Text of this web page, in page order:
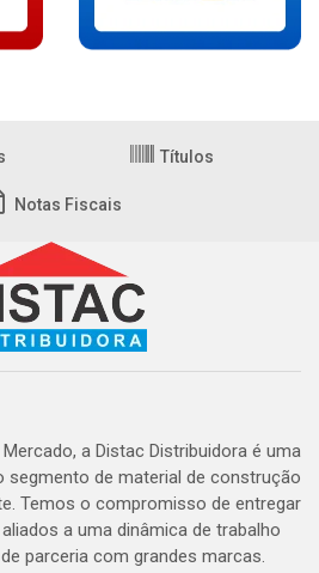
Títulos
Notas Fiscais
a Distac Distribuidora é uma
segmento de material de construção
Temos o compromisso de entregar
a uma dinâmica de trabalho
parceria com grandes marcas.